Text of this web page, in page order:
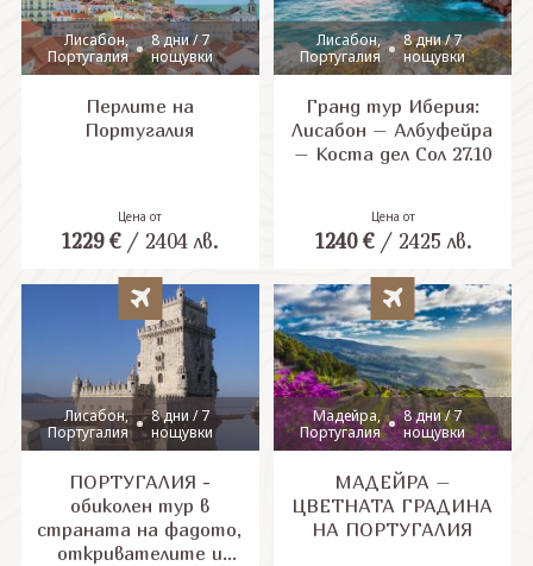
Лисабон,
Португалия
8 дни / 7
нощувки
Перлите на
Португалия
Цена от
1229 €/ 2404 лв.
Лисабон,
Португалия
8 дни / 7
нощувки
Гранд тур Иберия:
Лисабон – Албуфейра
– Коста дел Сол 27.10
Цена от
1240 €/ 2425 лв.
Лисабон,
Португалия
8 дни / 7
нощувки
ПОРТУГАЛИЯ -
обиколен тур в
страната на фадото,
откривателите и
Мадейра,
Португалия
8 дни / 7
нощувки
МАДЕЙРА –
ЦВЕТНАТА ГРАДИНА
НА ПОРТУГАЛИЯ